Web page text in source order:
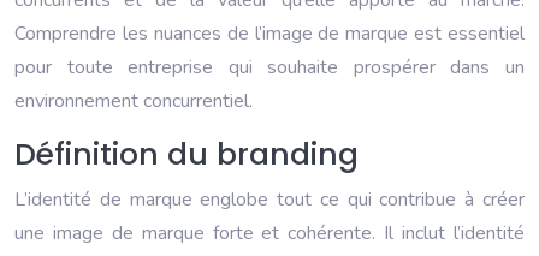
Comprendre les nuances de l’image de marque est essentiel
pour toute entreprise qui souhaite prospérer dans un
environnement concurrentiel.
Définition du branding
L’identité de marque englobe tout ce qui contribue à créer
une image de marque forte et cohérente. Il inclut l’identité